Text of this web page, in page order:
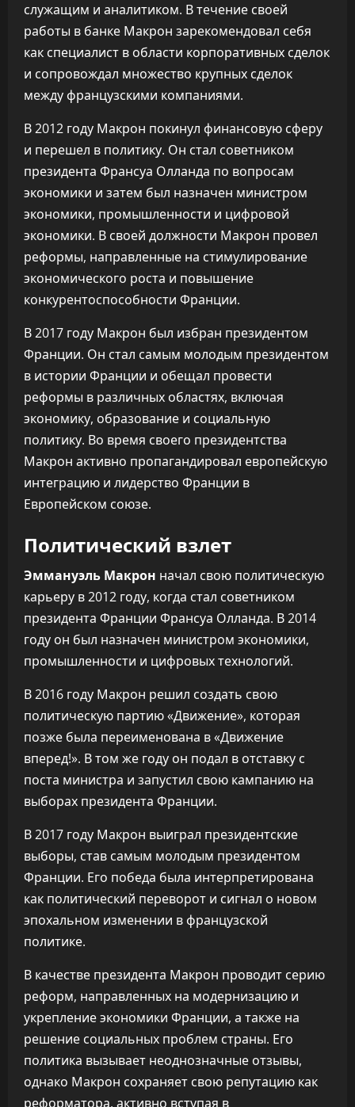
служащим и аналитиком. В течение своей
работы в банке Макрон зарекомендовал себя
как специалист в области корпоративных сделок
и сопровождал множество крупных сделок
между французскими компаниями.
В 2012 году Макрон покинул финансовую сферу
и перешел в политику. Он стал советником
президента Франсуа Олланда по вопросам
экономики и затем был назначен министром
экономики, промышленности и цифровой
экономики. В своей должности Макрон провел
реформы, направленные на стимулирование
экономического роста и повышение
конкурентоспособности Франции.
В 2017 году Макрон был избран президентом
Франции. Он стал самым молодым президентом
в истории Франции и обещал провести
реформы в различных областях, включая
экономику, образование и социальную
политику. Во время своего президентства
Макрон активно пропагандировал европейскую
интеграцию и лидерство Франции в
Европейском союзе.
Политический взлет
Эммануэль Макрон начал свою политическую
карьеру в 2012 году, когда стал советником
президента Франции Франсуа Олланда. В 2014
году он был назначен министром экономики,
промышленности и цифровых технологий.
В 2016 году Макрон решил создать свою
политическую партию «Движение», которая
позже была переименована в «Движение
вперед!». В том же году он подал в отставку с
поста министра и запустил свою кампанию на
выборах президента Франции.
В 2017 году Макрон выиграл президентские
выборы, став самым молодым президентом
Франции. Его победа была интерпретирована
как политический переворот и сигнал о новом
эпохальном изменении в французской
политике.
В качестве президента Макрон проводит серию
реформ, направленных на модернизацию и
укрепление экономики Франции, а также на
решение социальных проблем страны. Его
политика вызывает неоднозначные отзывы,
однако Макрон сохраняет свою репутацию как
реформатора, активно вступая в